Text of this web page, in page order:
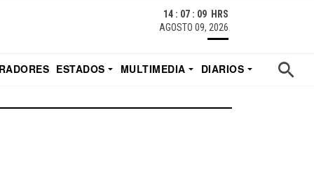
14 : 07 : 09 HRS
AGOSTO 09, 2026
ESTADOS MULTIMEDIA
DIARIOS